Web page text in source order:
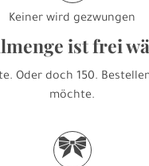
Keiner wird gezwungen
ist frei
Oder doch 150.
möchte.
r